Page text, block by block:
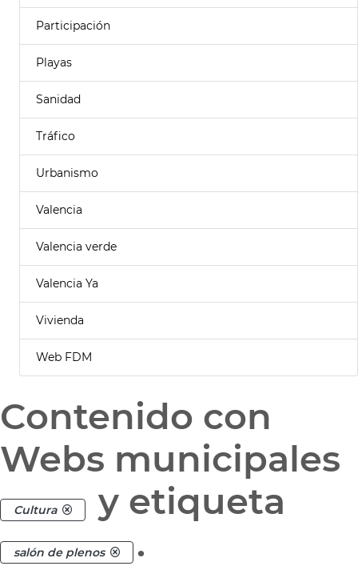
Participación
Playas
Sanidad
Tráfico
Urbanismo
Valencia
Valencia verde
Valencia Ya
Vivienda
Web FDM
Contenido con
Webs municipales
Cultura y etiqueta
salón de plenos .